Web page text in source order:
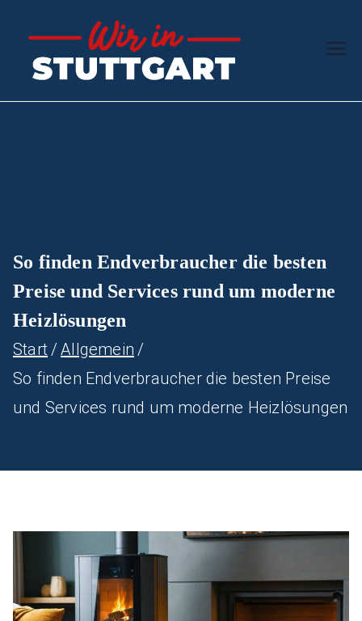
Inhalt
springen
Stuttg
So finden Endverbraucher die besten
Preise und Services rund um moderne
Heizlösungen
Start
Allgemein
So finden Endverbraucher die besten Preise
und Services rund um moderne Heizlösungen